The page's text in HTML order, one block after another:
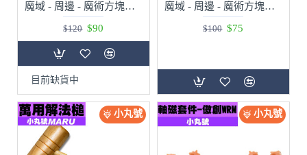
魔域 - 周邊 - 魔術方塊墊 - CFOP - 大
$90
$120
目前缺貨中
魔域 - 周邊 - 魔術方塊墊 - CFOP - 中
$75
$100
小丸號 小丸號